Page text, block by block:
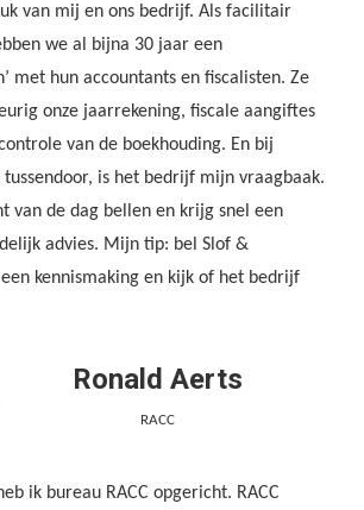
van mij en ons bedrijf. Als facilitair
we al bijna 30 jaar een
met hun accountants en fiscalisten. Ze
onze jaarrekening, fiscale aangiftes
van de boekhouding. En bij
is het bedrijf mijn vraagbaak.
van de dag bellen en krijg snel een
advies. Mijn tip: bel Slof &
kennismaking en kijk of het bedrijf
Ronald Aerts
RACC
ik bureau RACC opgericht. RACC